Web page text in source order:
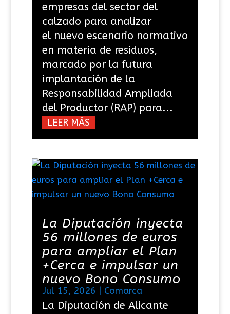
empresas del sector del
calzado para analizar
el nuevo escenario normativo
en materia de residuos,
marcado por la futura
implantación de la
Responsabilidad Ampliada
del Productor (RAP) para...
LEER MÁS
La Diputación inyecta
56 millones de euros
para ampliar el Plan
+Cerca e impulsar un
nuevo Bono Consumo
Jul 15, 2026 Comarca
La Diputación de Alicante